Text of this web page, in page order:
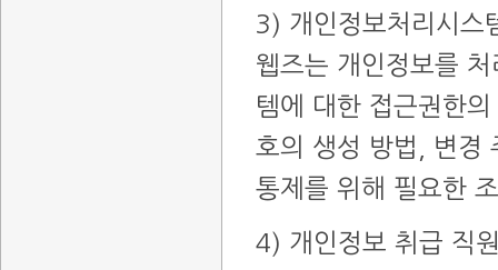
3) 개인정보처리시스
웹즈는 개인정보를
템에 대한 접근권한
호의 생성 방법, 변경
통제를 위해 필요한
4) 개인정보 취급 직